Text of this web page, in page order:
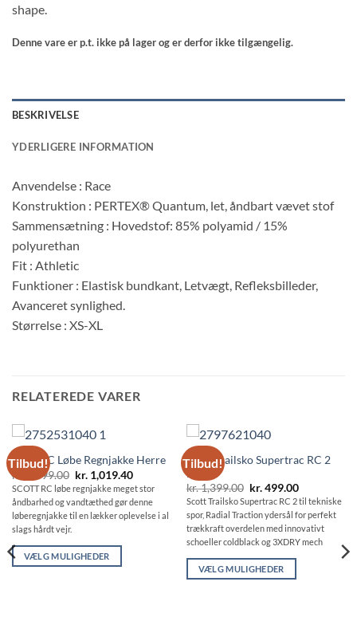
shape.
Denne vare er p.t. ikke på lager og er derfor ikke tilgængelig.
BESKRIVELSE
YDERLIGERE INFORMATION
Anvendelse : Race
Konstruktion : PERTEX® Quantum, let, åndbart vævet stof
Sammensætning : Hovedstof: 85% polyamid / 15%
polyurethan
Fit : Athletic
Funktioner : Elastisk bundkant, Letvægt, Refleksbilleder,
Avanceret synlighed.
Størrelse : XS-XL
RELATEREDE VARER
Tilbud!
Scott RC Løbe Regnjakke Herre
kr.
1,699.00 Den
oprindelige
pris
var:
kr. 1,699.00.
kr.1,019.40Den
aktuelle
pris
er:
kr. 1,019.40.
SCOTT RC løbe regnjakke meget stor
åndbarhed og vandtæthed gør denne
løberegnjakke til en lækker oplevelse i al
slags hårdt vejr.
VÆLG MULIGHEDER
Tilbud!
Scott Trailsko Supertrac RC 2
Herre
kr.1,399.00 Den
oprindelige
pris
var:
kr. 1,399.00.
kr.499.00Den
aktuelle
pris
er:
kr. 499.00.
Scott Trailsko Supertrac RC 2 til tekniske
spor, Radial Traction ydersål for perfekt
trækkraft overdelen med innovativt
schoeller coldblack og 3XDRY mech
VÆLG MULIGHEDER